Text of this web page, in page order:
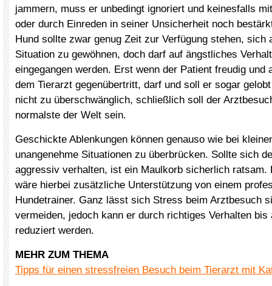
jammern, muss er unbedingt ignoriert und keinesfalls
oder durch Einreden in seiner Unsicherheit noch
Hund sollte zwar genug Zeit zur Verfügung stehen, sich
Situation zu gewöhnen, doch darf auf ängstliches
eingegangen werden. Erst wenn der Patient freudig und
dem Tierarzt gegenübertritt, darf und soll er sogar
nicht zu überschwänglich, schließlich soll der
normalste der Welt sein.
Geschickte Ablenkungen können genauso wie bei
unangenehme Situationen zu überbrücken. Sollte sich
aggressiv verhalten, ist ein Maulkorb sicherlich ratsam.
wäre hierbei zusätzliche Unterstützung von einem
Hundetrainer. Ganz lässt sich Stress beim Arztbesuch
vermeiden, jedoch kann er durch richtiges Verhalten bis
reduziert werden.
MEHR ZUM THEMA
Tipps für einen stressfreien Besuch beim Tierarzt mit